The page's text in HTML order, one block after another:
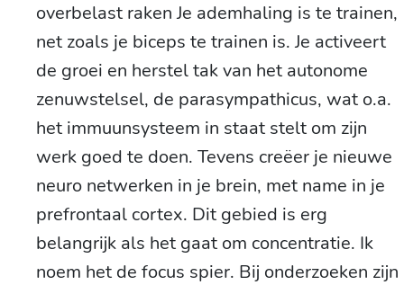
overbelast raken Je ademhaling is te trainen,
net zoals je biceps te trainen is. Je activeert
de groei en herstel tak van het autonome
zenuwstelsel, de parasympathicus, wat o.a.
het immuunsysteem in staat stelt om zijn
werk goed te doen. Tevens creëer je nieuwe
neuro netwerken in je brein, met name in je
prefrontaal cortex. Dit gebied is erg
belangrijk als het gaat om concentratie. Ik
noem het de focus spier. Bij onderzoeken zijn